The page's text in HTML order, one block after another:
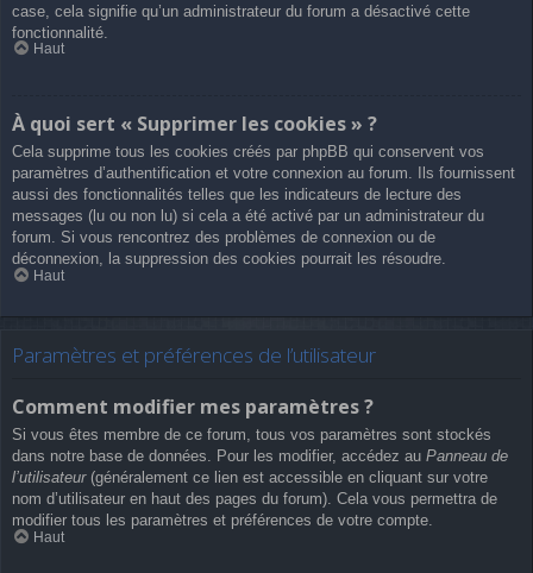
case, cela signifie qu’un administrateur du forum a désactivé cette
fonctionnalité.
Haut
À quoi sert « Supprimer les cookies » ?
Cela supprime tous les cookies créés par phpBB qui conservent vos
paramètres d’authentification et votre connexion au forum. Ils fournissent
aussi des fonctionnalités telles que les indicateurs de lecture des
messages (lu ou non lu) si cela a été activé par un administrateur du
forum. Si vous rencontrez des problèmes de connexion ou de
déconnexion, la suppression des cookies pourrait les résoudre.
Haut
Paramètres et préférences de l’utilisateur
Comment modifier mes paramètres ?
Si vous êtes membre de ce forum, tous vos paramètres sont stockés
dans notre base de données. Pour les modifier, accédez au Panneau de
l’utilisateur(généralement ce lien est accessible en cliquant sur votre
nom d’utilisateur en haut des pages du forum). Cela vous permettra de
modifier tous les paramètres et préférences de votre compte.
Haut